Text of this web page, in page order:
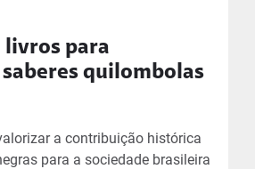
livros para
quilombolas
a contribuição histórica
para a sociedade brasileira